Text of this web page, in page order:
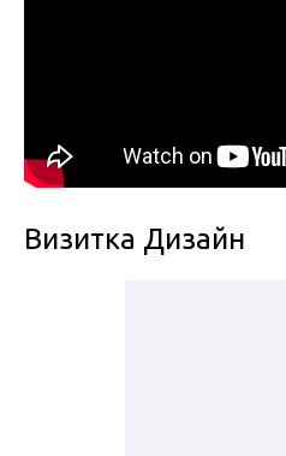
Визитка Дизайн